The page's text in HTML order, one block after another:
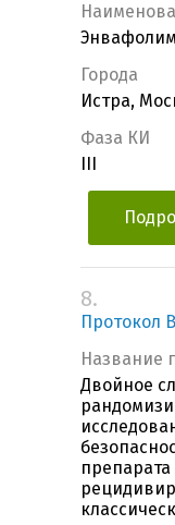
Города
Истра,
Фаза КИ
8.
Протокол
Название
Двойное
препарата